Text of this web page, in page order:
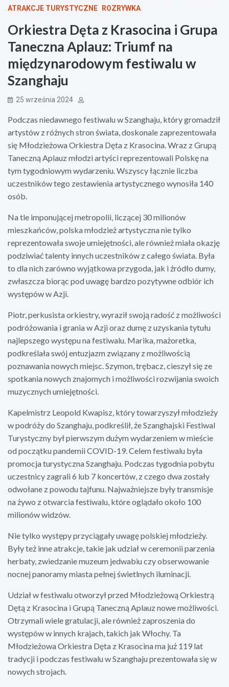
ATRAKCJE TURYSTYCZNE ROZRYWKA
Orkiestra Dęta z Krasocina i Grupa
Taneczna Aplauz: Triumf na
międzynarodowym festiwalu w
Szanghaju
25 września 2024
Podczas niedawnego festiwalu w Szanghaju, który gromadził
artystów z różnych stron świata, doskonale zaprezentowała
się Młodzieżowa Orkiestra Dęta z Krasocina. Wraz z Grupą
Taneczną Aplauz młodzi artyści reprezentowali Polskę na
tym tygodniowym wydarzeniu. Wszyscy łącznie liczba
uczestników tego zestawienia artystycznego wynosiła 140
osób.
Na tle imponującej metropolii, liczącej 30 milionów
mieszkańców, polska młodzież artystyczna nie tylko
reprezentowała swoje umiejętności, ale również miała okazję
podziwiać talenty innych uczestników z całego świata. Była
to dla nich zarówno wyjątkowa przygoda, jak i źródło dumy,
zwłaszcza biorąc pod uwagę bardzo pozytywne odbiór ich
występów w Azji.
Piotr, perkusista orkiestry, wyraził swoją radość z możliwości
podróżowania i grania w Azji oraz dumę z uzyskania tytułu
najlepszego występu na festiwalu. Marika, mażoretka,
podkreślała swój entuzjazm związany z możliwością
poznawania nowych miejsc. Szymon, trębacz, cieszył się ze
spotkania nowych znajomych i możliwości rozwijania swoich
muzycznych umiejętności.
Kapelmistrz Leopold Kwapisz, który towarzyszył młodzieży
w podróży do Szanghaju, podkreślił, że Szanghajski Festiwal
Turystyczny był pierwszym dużym wydarzeniem w mieście
od początku pandemii COVID-19. Celem festiwalu była
promocja turystyczna Szanghaju. Podczas tygodnia pobytu
uczestnicy zagrali 6 lub 7 koncertów, z czego dwa zostały
odwołane z powodu tajfunu. Najważniejsze były transmisje
na żywo z otwarcia festiwalu, które oglądało około 100
milionów widzów.
Nie tylko występy przyciągały uwagę polskiej młodzieży.
Były też inne atrakcje, takie jak udział w ceremonii parzenia
herbaty, zwiedzanie muzeum jedwabiu czy obserwowanie
nocnej panoramy miasta pełnej świetlnych iluminacji.
Udział w festiwalu otworzył przed Młodzieżową Orkiestrą
Dętą z Krasocina i Grupą Taneczną Aplauz nowe możliwości.
Otrzymali wiele gratulacji, ale również zaproszenia do
występów w innych krajach, takich jak Włochy. Ta
Młodzieżowa Orkiestra Dęta z Krasocina ma już 119 lat
tradycji i podczas festiwalu w Szanghaju prezentowała się w
nowych strojach.